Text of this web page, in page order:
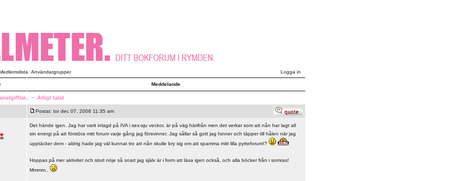
Användargrupper Logga in
Meddelande
~ Ärligt talat
Postat: tor dec 07, 2006 11:35 am
Det hände igen. Jag har varit inlagd på IVA i sex-sju veckor, är på väg härifrån men det verkar som att nån har lagt all
sin energi på att förstöra mitt forum varje gång jag försvinner. Jag sållar så gott jag hinner och täpper till hålen när jag
upptäcker dem - aldrig hade jag väl kunnat tro att nån skulle bry sig om att spamma mitt lilla pytteforum!?
Hoppas på mer aktivitet och stort nöje så snart jag själv är i form att läsa igen också, och alla böcker från i somras!
Mmmm..